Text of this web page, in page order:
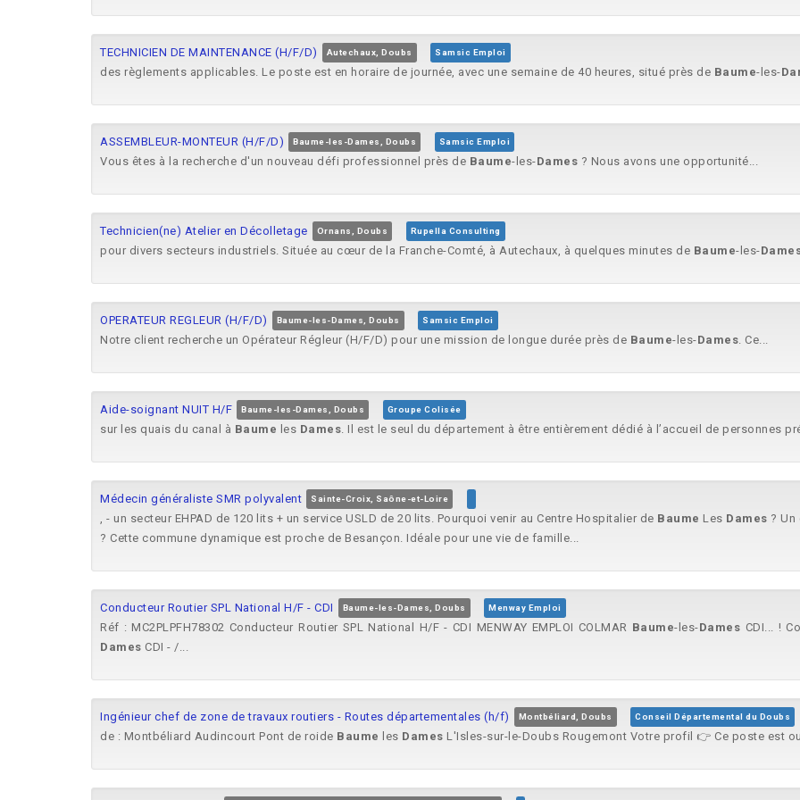
TECHNICIEN DE MAINTENANCE (H/F/D) Autechaux, Doubs Samsic Emploi
des règlements applicables. Le poste est en horaire de journée, avec une semaine de 40 heures, situé près de Baume-les-
ASSEMBLEUR-MONTEUR (H/F/D) Baume-les-Dames, Doubs Samsic Emploi
Vous êtes à la recherche d'un nouveau défi professionnel près de Baume-les-Dames ? Nous avons une opportunité...
Technicien(ne) Atelier en Décolletage Ornans, Doubs Rupella Consulting
pour divers secteurs industriels. Située au cœur de la Franche-Comté, à Autechaux, à quelques minutes de Baume-les-
OPERATEUR REGLEUR (H/F/D) Baume-les-Dames, Doubs Samsic Emploi
Notre client recherche un Opérateur Régleur (H/F/D) pour une mission de longue durée près de Baume-les-Dames. Ce...
Aide-soignant NUIT H/F Baume-les-Dames, Doubs Groupe Colisée
sur les quais du canal à Baume les Dames. Il est le seul du département à être entièrement dédié à l’accueil de personnes
Médecin généraliste SMR polyvalent Sainte-Croix, Saône-et-Loire
, - un secteur EHPAD de 120 lits + un service USLD de 20 lits. Pourquoi venir au Centre Hospitalier de Baume Les Dames ? Un
? Cette commune dynamique est proche de Besançon. Idéale pour une vie de famille...
Conducteur Routier SPL National H/F - CDI Baume-les-Dames, Doubs Menway Emploi
Réf : MC2PLPFH78302 Conducteur Routier SPL National H/F - CDI MENWAY EMPLOI COLMAR Baume-les-Dames CDI... !
Dames CDI - /...
Ingénieur chef de zone de travaux routiers - Routes départementales (h/f) Montbéliard, Doubs Conseil Départemental du Doubs
de : Montbéliard Audincourt Pont de roide Baume les Dames L'Isles-sur-le-Doubs Rougemont Votre profil 👉 Ce poste est